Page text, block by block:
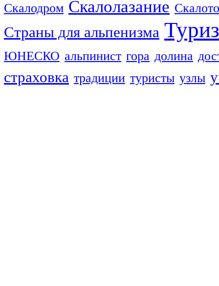
Скалодром Скалолазание
Страны для альпенизма
ЮНЕСКО альпинист гора долина
страховка традиции туристы узлы